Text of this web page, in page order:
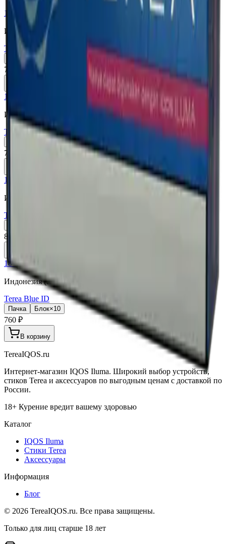
18+ Мне исполнилось 18 лет
Индонезия (ID)
Terea Green ID
Пачка Блок×10
760 ₽
18+
Индонезия (ID)
Terea Black Green ID
Блок×10
760 ₽
18+
Индонезия (ID)
Terea Apricity ID
810 ₽
18+ Мне исполнилось 18 лет
Индонезия (ID)
Terea Blue ID
Пачка Блок×10
760 ₽
В корзину
TereaIQOS.ru
Интернет-магазин IQOS Iluma. Широкий выбор устройств,
стиков Terea и аксессуаров по выгодным ценам с доставкой по
России.
18+ Курение вредит вашему здоровью
Каталог
IQOS Iluma
Стики Terea
Аксессуары
Информация
Блог
© 2026 TereaIQOS.ru. Все права защищены.
Только для лиц старше 18 лет